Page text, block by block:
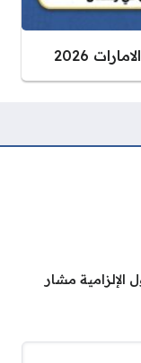
2026
الإلزامية مشار